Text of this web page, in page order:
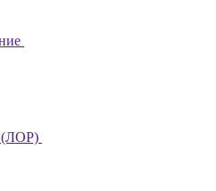
(ЛОР)